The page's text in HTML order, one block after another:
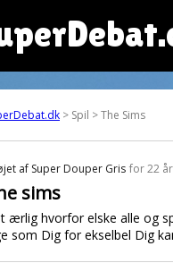
> Spil > The Sims
af Super Douper Gris for 22
sims
ærlig hvorfor elske alle og
som Dig for ekselbel Dig kan